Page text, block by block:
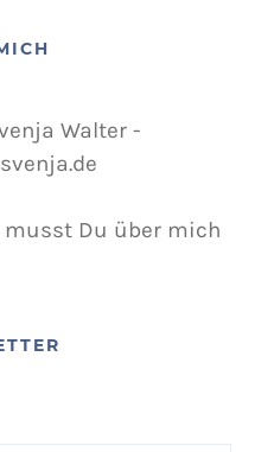
musst Du über mich